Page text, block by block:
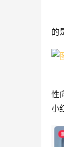
的
性
小